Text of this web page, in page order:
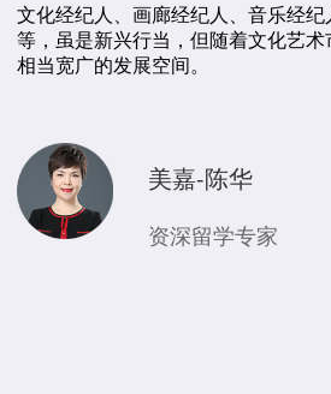
文化经纪人、画廊经纪人、音乐经纪
等，虽是新兴行当，但随着文化艺
相当宽广的发展空间。
美嘉-陈华
资深留学专家